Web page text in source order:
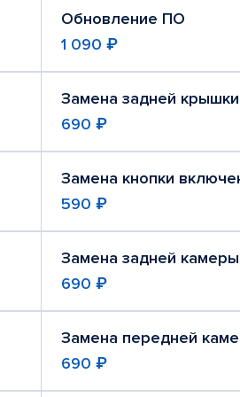
Обновление ПО
1 090 ₽
Замена задней крышки
690 ₽
Замена кнопки
590 ₽
Замена задней камеры
690 ₽
Замена передней
690 ₽